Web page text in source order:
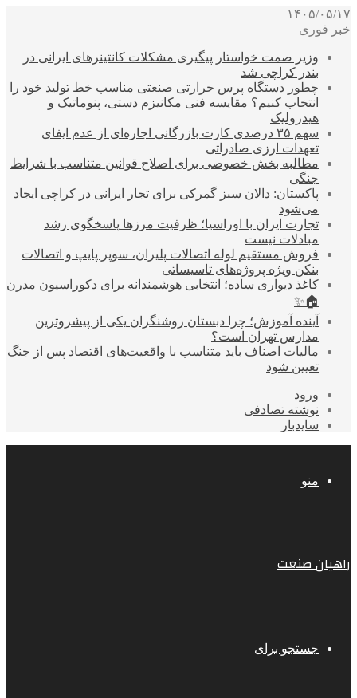
۱۴۰۵/۰۵/۱۷
خبر فوری
وزیر صمت خواستار پیگیری مشکلات کانتینرهای ایرانی در
بندر کراچی شد
چطور دستگاه پرس حرارتی صنعتی مناسب خط تولید خود را
انتخاب کنیم؟ مقایسه فنی مکانیزم دستی، پنوماتیک و
هیدرولیک
سهم ۳۵ درصدی کارت بازرگانی اجاره‌ای از عدم ایفای
تعهدات ارزی صادراتی
مطالبه بخش خصوصی برای اصلاح قوانین متناسب با شرایط
جنگی
پاکستان: دالان سبز گمرکی برای تجار ایرانی در کراچی ایجاد
می‌شود
تجارت ایران با اوراسیا؛ ظرفیت مرزها پاسخگوی رشد
مبادلات نیست
فروش مستقیم لوله اتصالات پلیران، سوپر پایپ و اتصالات
بنکن ویژه پروژه‌های تاسیساتی
کاغذ دیواری ساده؛ انتخابی هوشمندانه برای دکوراسیون مدرن
🏠✨
آینده آموزش؛ چرا دبستان روشنگران یکی از پیشروترین
مدارس تهران است؟
مالیات اصناف باید متناسب با واقعیت‌های اقتصاد پس از جنگ
تعیین شود
ورود
نوشته تصادفی
سایدبار
منو
راهیان صنعت
جستجو برای